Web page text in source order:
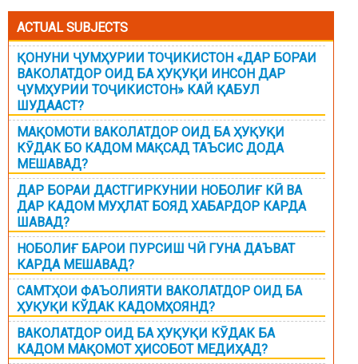
ACTUAL SUBJECTS
ҚОНУНИ ҶУМҲУРИИ ТОҶИКИСТОН «ДАР БОРАИ
ВАКОЛАТДОР ОИД БА ҲУҚУҚИ ИНСОН ДАР
ҶУМҲУРИИ ТОҶИКИСТОН» КАЙ ҚАБУЛ
ШУДААСТ?
МАҚОМОТИ ВАКОЛАТДОР ОИД БА ҲУҚУҚИ
КӮДАК БО КАДОМ МАҚСАД ТАЪСИС ДОДА
МЕШАВАД?
ДАР БОРАИ ДАСТГИРКУНИИ НОБОЛИҒ КӢ ВА
ДАР КАДОМ МУҲЛАТ БОЯД ХАБАРДОР КАРДА
ШАВАД?
НОБОЛИҒ БАРОИ ПУРСИШ ЧӢ ГУНА ДАЪВАТ
КАРДА МЕШАВАД?
САМТҲОИ ФАЪОЛИЯТИ ВАКОЛАТДОР ОИД БА
ҲУҚУҚИ КЎДАК КАДОМҲОЯНД?
ВАКОЛАТДОР ОИД БА ҲУҚУҚИ КӮДАК БА
КАДОМ МАҚОМОТ ҲИСОБОТ МЕДИҲАД?